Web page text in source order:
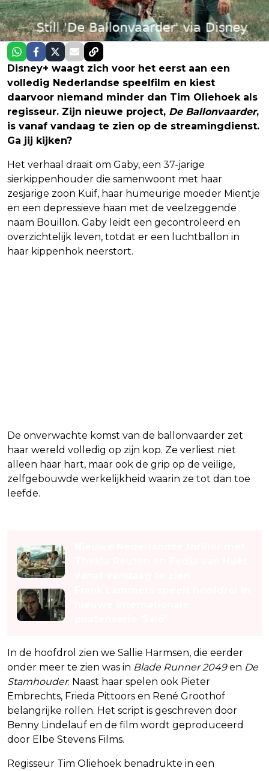
Disney+ waagt zich voor het eerst aan een
volledig Nederlandse speelfilm en kiest
daarvoor niemand minder dan Tim Oliehoek als
regisseur. Zijn nieuwe project, De Ballonvaarder,
is vanaf vandaag te zien op de streamingdienst.
Ga jij kijken?
Het verhaal draait om Gaby, een 37-jarige
sierkippenhouder die samenwoont met haar
zesjarige zoon Kuif, haar humeurige moeder Mientje
en een depressieve haan met de veelzeggende
naam Bouillon. Gaby leidt een gecontroleerd en
overzichtelijk leven, totdat er een luchtballon in
haar kippenhok neerstort.
De onverwachte komst van de ballonvaarder zet
haar wereld volledig op zijn kop. Ze verliest niet
alleen haar hart, maar ook de grip op de veilige,
zelfgebouwde werkelijkheid waarin ze tot dan toe
leefde.
In de hoofdrol zien we Sallie Harmsen, die eerder
onder meer te zien was in Blade Runner 2049en De
Stamhouder. Naast haar spelen ook Pieter
Embrechts, Frieda Pittoors en René Groothof
belangrijke rollen. Het script is geschreven door
Benny Lindelauf en de film wordt geproduceerd
door Elbe Stevens Films.
Regisseur Tim Oliehoek benadrukte in een